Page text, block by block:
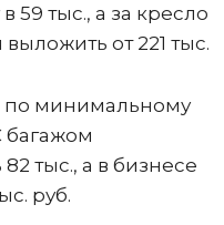
59 тыс., а за кресло
от 221 тыс.
по минимальному
багажом
тыс., а в бизнесе
руб.